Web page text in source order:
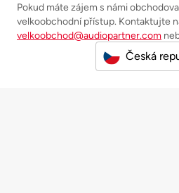
Pokud máte zájem s námi
velkoobchodní přístup. Kontaktujte
velkoobchod@audiopartner.com
Česká